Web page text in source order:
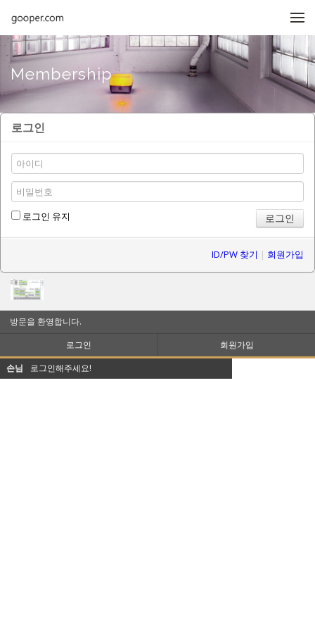
Membership
로그인
로그인 유지
ID/PW 찾기 | 회원가입
방문을 환영합니다.
로그인
회원가입
손님
로그인해주세요!